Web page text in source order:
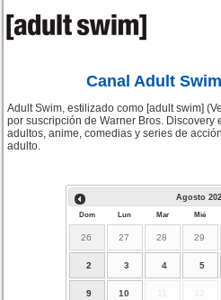
Canal Adult
Adult Swim, estilizado como [adult swim]
por suscripción de Warner Bros.
adultos, anime, comedias y series de
adulto.
Agosto
Dom Lun Mar Mié
26 27 28 29
2 3 4 5
9 10